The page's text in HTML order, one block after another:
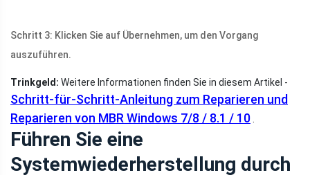
Schritt 3: Klicken Sie auf Übernehmen, um den Vorgang
auszuführen.
Trinkgeld: Weitere Informationen finden Sie in diesem Artikel -
Schritt-für-Schritt-Anleitung zum Reparieren und
Reparieren von MBR Windows 7/8 / 8.1 / 10
Führen Sie eine
Systemwiederherstellung durch